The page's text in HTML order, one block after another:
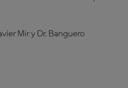
Mir y Dr. Banguero